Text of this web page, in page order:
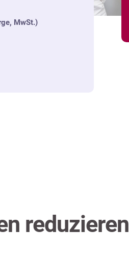
MwSt.)
reduzieren